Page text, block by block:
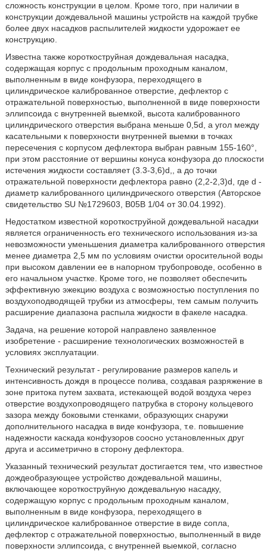
сложность конструкции в целом. Кроме того, при наличии в
конструкции дождевальной машины устройств на каждой трубке
более двух насадков распылителей жидкости удорожает ее
конструкцию.
Известна также короткоструйная дождевальная насадка,
содержащая корпус с продольным проходным каналом,
выполненным в виде конфузора, переходящего в
цилиндрическое калиброванное отверстие, дефлектор с
отражательной поверхностью, выполненной в виде поверхности
эллипсоида с внутренней выемкой, высота калиброванного
цилиндрического отверстия выбрана меньше 0,5d, а угол между
касательными к поверхности внутренней выемки в точках
пересечения с корпусом дефлектора выбран равным 155-160°,
при этом расстояние от вершины конуса конфузора до плоскости
истечения жидкости составляет (3.3-3,6)d,, а до точки
отражательной поверхности дефлектора равно (2,2-2,3)d, где d -
диаметр калиброванного цилиндрического отверстия (Авторское
свидетельство SU №1729603, В05В 1/04 от 30.04.1992).
Недостатком известной короткоструйной дождевальной насадки
является ограниченность его технического использования из-за
невозможности уменьшения диаметра калиброванного отверстия
менее диаметра 2,5 мм по условиям очистки оросительной воды
при высоком давлении ее в напорном трубопроводе, особенно в
его начальном участке. Кроме того, не позволяет обеспечить
эффективную эжекцию воздуха с возможностью поступления по
воздухоподводящей трубки из атмосферы, тем самым получить
расширение диапазона распыла жидкости в факеле насадка.
Задача, на решение которой направлено заявленное
изобретение - расширение технологических возможностей в
условиях эксплуатации.
Технический результат - регулирование размеров капель и
интенсивность дождя в процессе полива, создавая разряжение в
зоне притока путем захвата, истекающей водой воздуха через
отверстие воздухопроводящего патрубка в сторону кольцевого
зазора между боковыми стенками, образующих снаружи
дополнительного насадка в виде конфузора, т.е. повышение
надежности каскада конфузоров соосно установленных друг
друга и ассиметрично в сторону дефлектора.
Указанный технический результат достигается тем, что известное
дождеобразующее устройство дождевальной машины,
включающее короткоструйную дождевальную насадку,
содержащую корпус с продольным проходным каналом,
выполненным в виде конфузора, переходящего в
цилиндрическое калиброванное отверстие в виде сопла,
дефлектор с отражательной поверхностью, выполненный в виде
поверхности эллипсоида, с внутренней выемкой, согласно